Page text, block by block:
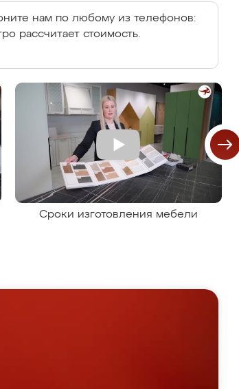
нам по любому из телефонов:
рассчитает стоимость.
Сроки изготовления мебели